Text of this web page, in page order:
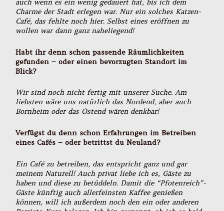
auch wenn es ein wenig gedauert hat, bis ich dem
Charme der Stadt erlegen war. Nur ein solches Katzen-
Café, das fehlte noch hier. Selbst eines eröffnen zu
wollen war dann ganz naheliegend!
Habt ihr denn schon passende Räumlichkeiten
gefunden – oder einen bevorzugten Standort im
Blick?
Wir sind noch nicht fertig mit unserer Suche. Am
liebsten wäre uns natürlich das Nordend, aber auch
Bornheim oder das Ostend wären denkbar!
Verfügst du denn schon Erfahrungen im Betreiben
eines Cafés – oder betrittst du Neuland?
Ein Café zu betreiben, das entspricht ganz und gar
meinem Naturell! Auch privat liebe ich es, Gäste zu
haben und diese zu betüddeln. Damit die “Pfotenreich”-
Gäste künftig auch allerfeinsten Kaffee genießen
können, will ich außerdem noch den ein oder anderen